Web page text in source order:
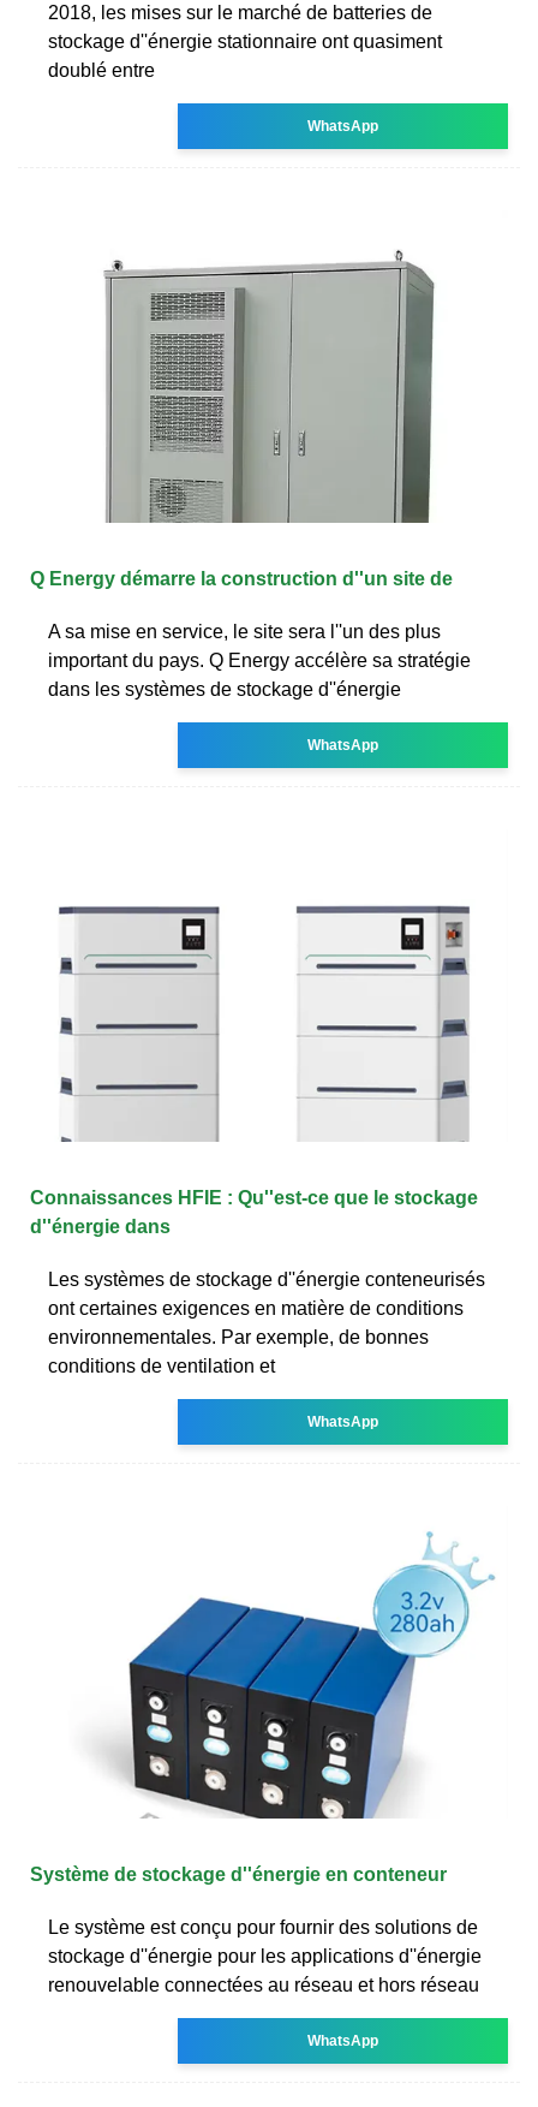
2018, les mises sur le marché de batteries de
stockage d''énergie stationnaire ont quasiment
doublé entre
WhatsApp
Q Energy démarre la construction d''un site de
A sa mise en service, le site sera l''un des plus
important du pays. Q Energy accélère sa stratégie
dans les systèmes de stockage d''énergie
WhatsApp
Connaissances HFIE : Qu''est-ce que le stockage
d''énergie dans
Les systèmes de stockage d''énergie conteneurisés
ont certaines exigences en matière de conditions
environnementales. Par exemple, de bonnes
conditions de ventilation et
WhatsApp
Système de stockage d''énergie en conteneur
Le système est conçu pour fournir des solutions de
stockage d''énergie pour les applications d''énergie
renouvelable connectées au réseau et hors réseau
WhatsApp